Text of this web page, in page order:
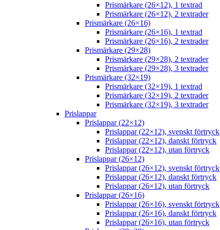
Prismärkare (26×12), 1 textrad
Prismärkare (26×12), 2 textrader
Prismärkare (26×16)
Prismärkare (26×16), 1 textrad
Prismärkare (26×16), 2 textrader
Prismärkare (29×28)
Prismärkare (29×28), 2 textrader
Prismärkare (29×28), 3 textrader
Prismärkare (32×19)
Prismärkare (32×19), 1 textrad
Prismärkare (32×19), 2 textrader
Prismärkare (32×19), 3 textrader
Prislappar
Prislappar (22×12)
Prislappar (22×12), svenskt förtryck
Prislappar (22×12), danskt förtryck
Prislappar (22×12), utan förtryck
Prislappar (26×12)
Prislappar (26×12), svenskt förtryck
Prislappar (26×12), danskt förtryck
Prislappar (26×12), utan förtryck
Prislappar (26×16)
Prislappar (26×16), svenskt förtryck
Prislappar (26×16), danskt förtryck
Prislappar (26×16), utan förtryck